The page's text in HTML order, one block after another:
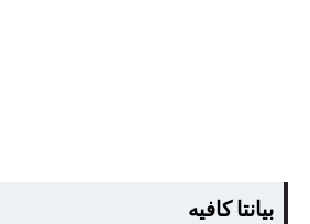
بيانتا كافيه